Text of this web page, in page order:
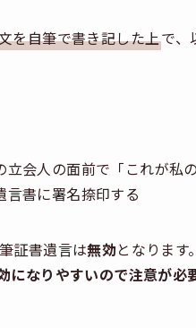
を自筆で書き記した上で、
会人の面前で「これが私
言書に署名捺印する
証書遺言は無効となります。
なりやすいので注意が必